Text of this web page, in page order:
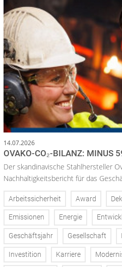
14.07.2026
OVAKO-CO₂-BILANZ: MINUS
Der skandinavische Stahlhersteller
Nachhaltigkeitsbericht für das
Arbeitssicherheit Award
Emissionen Energie
Geschäftsjahr Gesellschaft
Investition Karriere